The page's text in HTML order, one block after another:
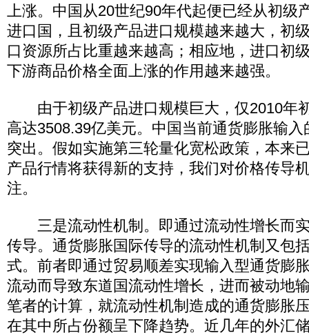
上涨。中国从20世纪90年代起便已经从初级
进口国，且初级产品进口规模越来越大，初
口资源所占比重越来越高；相应地，进口初
下游商品价格全面上涨的作用越来越强。
由于初级产品进口规模巨大，仅2010年
高达3508.39亿美元。中国当前通货膨胀输
突出。假如实施第三轮量化宽松政策，本来
产品行情将获得新的支持，我们对价格传导
注。
三是流动性机制。即通过流动性增长而
传导。通货膨胀国际传导的流动性机制又包
式。前者即通过贸易顺差实现输入型通货膨
流动而导致东道国流动性增长，进而被动地
笔者的计算，就流动性机制造成的通货膨胀
在其中所占份额呈下降趋势。近几年的外汇